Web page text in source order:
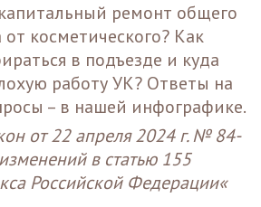
ремонт общего
косметического? Как
в подъезде и куда
работу УК? Ответы на
– в нашей инфографике.
от 22 апреля 2024 г. № 84-
в статью 155
Российской Федерации«